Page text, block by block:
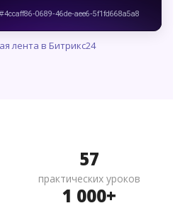
лента в Битрикс24
57
практических уроков
1 000+